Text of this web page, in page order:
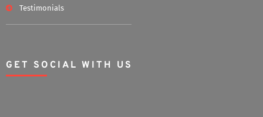
Testimonials
GET SOCIAL WITH US